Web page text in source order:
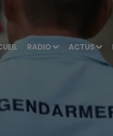
RADIO ACTUS